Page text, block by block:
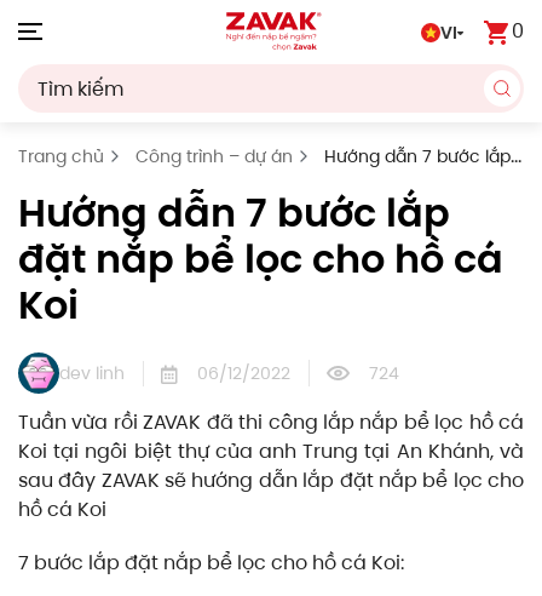
VI 0
Trang chủ Công trình – dự án
Hướng dẫn 7 bước lắp
đặt nắp bể lọc cho hồ cá Koi
Hướng dẫn 7 bước lắp
đặt nắp bể lọc cho hồ cá
Koi
dev linh 06/12/2022 724
Tuần vừa rồi ZAVAK đã thi công lắp nắp bể lọc hồ cá
Koi tại ngôi biệt thự của anh Trung tại An Khánh, và
sau đây ZAVAK sẽ hướng dẫn lắp đặt nắp bể lọc cho
hồ cá Koi
7 bước lắp đặt nắp bể lọc cho hồ cá Koi: